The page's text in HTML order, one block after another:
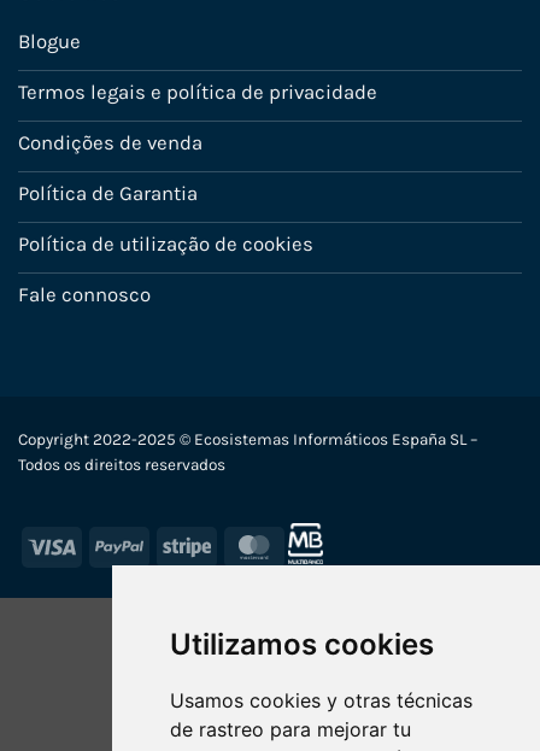
Utilizamos cookies
Usamos cookies y otras técnicas
de rastreo para mejorar tu
Blogue
Termos legais e política de privacidade
Condições de venda
Política de Garantia
Política de utilização de cookies
Fale connosco
Copyright 2022-2025 © Ecosistemas Informáticos España SL –
Todos os direitos reservados
Visa PayPal Stripe MasterCard